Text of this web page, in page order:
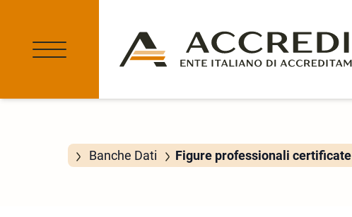
Banche Dati Figure professionali certificate